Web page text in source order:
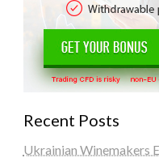
Recent Posts
Ukrainian Winemakers